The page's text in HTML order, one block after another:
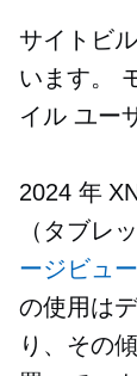
サイトビ
います。
イル ユー
2024 年
（タブレ
ージビュ
の使用は
り、その